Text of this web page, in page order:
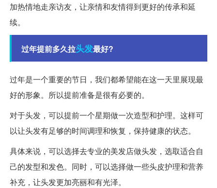
加热情地走亲访友，让亲情和友情得到更好的传承和延
续。
过年提前多久拉头发最好?
过年是一个重要的节日，我们都希望能在这一天里展现最
好的形象。所以提前准备是很有必要的。
对于头发，可以提前一个星期做一次造型和护理。这样可
以让头发有足够的时间调理和恢复，保持健康的状态。
具体来说，可以选择去专业的美发店做头发，选取适合自
己的发型和发色。同时，可以选择做一些头皮护理和营养
补充，让头发更加亮丽和有光泽。